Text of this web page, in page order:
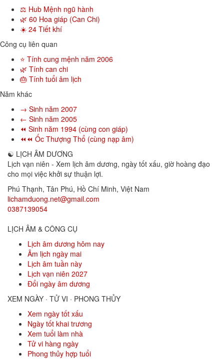
⚖️ Hub Mệnh ngũ hành
🌿 60 Hoa giáp (Can Chi)
☀️ 24 Tiết khí
Công cụ liên quan
⭐ Tính cung mệnh năm 2006
🌿 Tính can chi
🎂 Tính tuổi âm lịch
Năm khác
→ Sinh năm 2007
← Sinh năm 2005
⏪ Sinh năm 1994 (cùng con giáp)
⏪⏪ Ốc Thượng Thổ (cùng nạp âm)
☯ LỊCH ÂM DƯƠNG
Lịch vạn niên - Xem lịch âm dương, ngày tốt xấu, giờ hoàng đạo
cho mọi việc khởi sự thuận lợi.
Phú Thạnh, Tân Phú, Hồ Chí Minh, Việt Nam
lichamduong.net@gmail.com
0387139054
LỊCH ÂM & CÔNG CỤ
Lịch âm dương hôm nay
Âm lịch ngày mai
Lịch âm tuần này
Lịch vạn niên 2027
Đổi ngày âm dương
XEM NGÀY · TỬ VI · PHONG THỦY
Xem ngày tốt xấu
Ngày tốt khai trương
Xem tuổi làm nhà
Tử vi hàng ngày
Phong thủy hợp tuổi